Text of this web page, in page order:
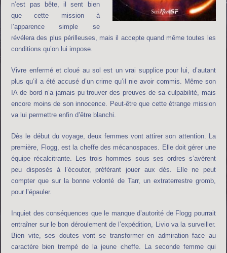
n’est pas bête, il sent bien
que cette mission à
l’apparence simple se
révélera des plus périlleuses, mais il accepte quand même toutes les
conditions qu’on lui impose.
Vivre enfermé et cloué au sol est un vrai supplice pour lui, d’autant
plus qu’il a été accusé d’un crime qu’il nie avoir commis. Même son
IA de bord n’a jamais pu trouver des preuves de sa culpabilité, mais
encore moins de son innocence. Peut-être que cette étrange mission
va lui permettre enfin d’être blanchi.
Dès le début du voyage, deux femmes vont attirer son attention. La
première, Flogg, est la cheffe des mécanospaces. Elle doit gérer une
équipe récalcitrante. Les trois hommes sous ses ordres s’avèrent
peu disposés à l’écouter, préférant jouer aux dés. Elle ne peut
compter que sur la bonne volonté de Tarr, un extraterrestre gromb,
pour l’épauler.
Inquiet des conséquences que le manque d’autorité de Flogg pourrait
entraîner sur le bon déroulement de l’expédition, Livio va la surveiller.
Bien vite, ses doutes vont se transformer en admiration face au
caractère bien trempé de la jeune cheffe. La seconde femme qui